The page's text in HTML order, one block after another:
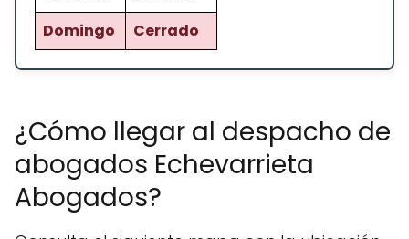
Domingo
Cerrado
¿Cómo llegar al despacho de
abogados Echevarrieta
Abogados?